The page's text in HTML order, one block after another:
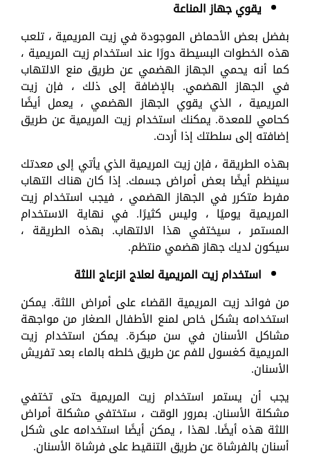
يقوي جهاز المناعة
بفضل بعض الأحماض الموجودة في زيت المريمية ، تلعب
هذه الخطوات البسيطة دورًا عند استخدام زيت المريمية ،
كما أنه يحمي الجهاز الهضمي عن طريق منع الالتهاب
في الجهاز الهضمي. بالإضافة إلى ذلك ، فإن زيت
المريمية ، الذي يقوي الجهاز الهضمي ، يعمل أيضًا
كحامي للمعدة. يمكنك استخدام زيت المريمية عن طريق
إضافته إلى سلطتك إذا أردت.
بهذه الطريقة ، فإن زيت المريمية الذي يأتي إلى معدتك
سينظم أيضًا بعض أمراض جسمك. إذا كان هناك التهاب
مفرط متكرر في الجهاز الهضمي ، فيجب استخدام زيت
المريمية يوميًا ، وليس كثيرًا. في نهاية الاستخدام
المستمر ، سيختفي هذا الالتهاب. بهذه الطريقة ،
سيكون لديك جهاز هضمي منتظم.
استخدام زيت المريمية لعلاج انزعاج اللثة
من فوائد زيت المريمية القضاء على أمراض اللثة. يمكن
استخدامه بشكل خاص لمنع الأطفال الصغار من مواجهة
مشاكل الأسنان في سن مبكرة. يمكن استخدام زيت
المريمية كغسول للفم عن طريق خلطه بالماء بعد تفريش
الأسنان.
يجب أن يستمر استخدام زيت المريمية حتى تختفي
مشكلة الأسنان. بمرور الوقت ، ستختفي مشكلة أمراض
اللثة هذه أيضًا. لهذا ، يمكن أيضًا استخدامه على شكل
أسنان بالفرشاة عن طريق التنقيط على فرشاة الأسنان.